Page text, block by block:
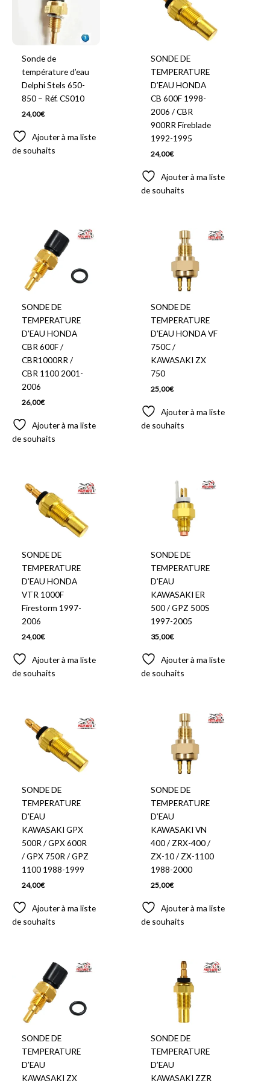
Sonde de
température d’eau
Delphi Stels 650-
850 – Réf. CS010
24,00€
Ajouter à ma liste
de souhaits
SONDE DE
TEMPERATURE
D’EAU HONDA
CB 600F 1998-
2006 / CBR
900RR Fireblade
1992-1995
24,00€
Ajouter à ma liste
de souhaits
SONDE DE
TEMPERATURE
D’EAU HONDA
CBR 600F /
CBR1000RR /
CBR 1100 2001-
2006
26,00€
Ajouter à ma liste
de souhaits
SONDE DE
TEMPERATURE
D’EAU HONDA VF
750C /
KAWASAKI ZX
750
25,00€
Ajouter à ma liste
de souhaits
SONDE DE
TEMPERATURE
D’EAU HONDA
VTR 1000F
Firestorm 1997-
2006
24,00€
Ajouter à ma liste
de souhaits
SONDE DE
TEMPERATURE
D’EAU
KAWASAKI ER
500 / GPZ 500S
1997-2005
35,00€
Ajouter à ma liste
de souhaits
SONDE DE
TEMPERATURE
D’EAU
KAWASAKI GPX
500R / GPX 600R
/ GPX 750R / GPZ
1100 1988-1999
24,00€
Ajouter à ma liste
de souhaits
SONDE DE
TEMPERATURE
D’EAU
KAWASAKI VN
400 / ZRX-400 /
ZX-10 / ZX-1100
1988-2000
25,00€
Ajouter à ma liste
de souhaits
SONDE DE
TEMPERATURE
D’EAU
KAWASAKI ZX
SONDE DE
TEMPERATURE
D’EAU
KAWASAKI ZZR